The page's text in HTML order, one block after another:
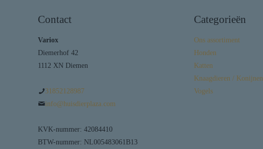
Contact
Variox
Diemerhof 42
1112 XN Diemen
31852128987
info@huisdierplaza.com
KVK-nummer: 42084410
BTW-nummer: NL005483061B13
Categorieën
Ons assortiment
Honden
Katten
Knaagdieren / Konijnen
Vogels